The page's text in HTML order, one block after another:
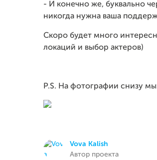
- И конечно же, буквально
никогда нужна ваша
Скоро будет много
локаций и выбор актеров)
P.S. На фотографии снизу
Vova Kalish
Автор проекта